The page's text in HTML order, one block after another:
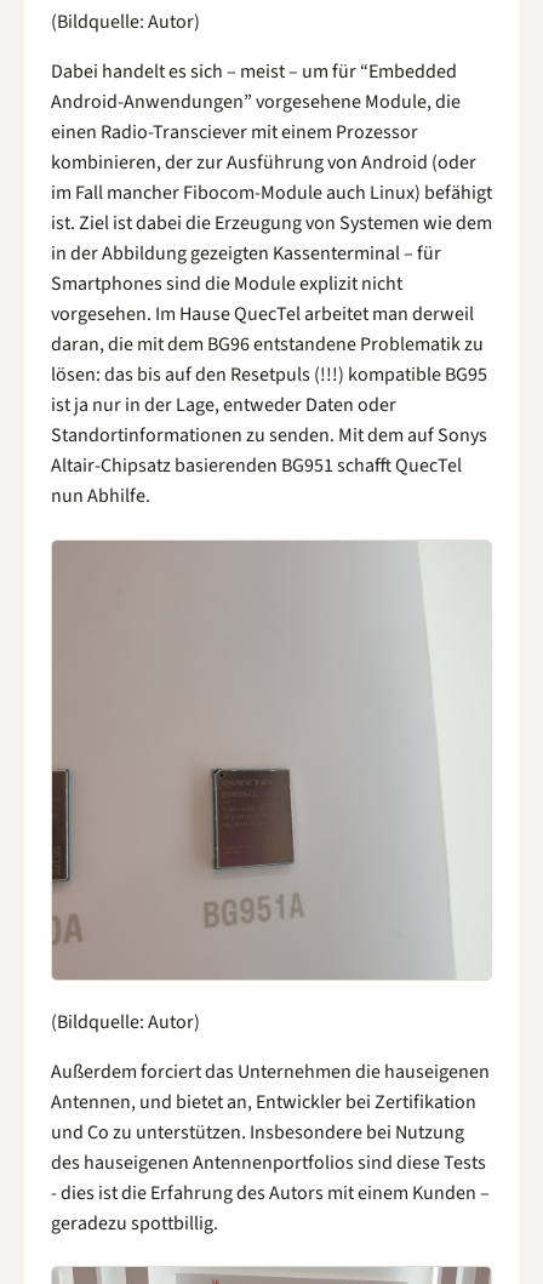
(Bildquelle: Autor)
Dabei handelt es sich – meist – um für “Embedded
Android-Anwendungen” vorgesehene Module, die
einen Radio-Transciever mit einem Prozessor
kombinieren, der zur Ausführung von Android (oder
im Fall mancher Fibocom-Module auch Linux) befähigt
ist. Ziel ist dabei die Erzeugung von Systemen wie dem
in der Abbildung gezeigten Kassenterminal – für
Smartphones sind die Module explizit nicht
vorgesehen. Im Hause QuecTel arbeitet man derweil
daran, die mit dem BG96 entstandene Problematik zu
lösen: das bis auf den Resetpuls (!!!) kompatible BG95
ist ja nur in der Lage, entweder Daten oder
Standortinformationen zu senden. Mit dem auf Sonys
Altair-Chipsatz basierenden BG951 schafft QuecTel
nun Abhilfe.
(Bildquelle: Autor)
Außerdem forciert das Unternehmen die hauseigenen
Antennen, und bietet an, Entwickler bei Zertifikation
und Co zu unterstützen. Insbesondere bei Nutzung
des hauseigenen Antennenportfolios sind diese Tests
- dies ist die Erfahrung des Autors mit einem Kunden –
geradezu spottbillig.